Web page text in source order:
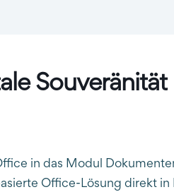
in das Modul
Office-Lösung direkt